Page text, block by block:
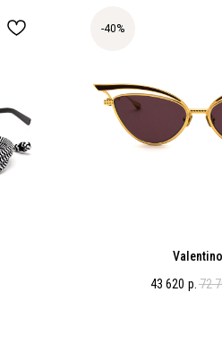
-40%
Valentino
43 620 р. 72